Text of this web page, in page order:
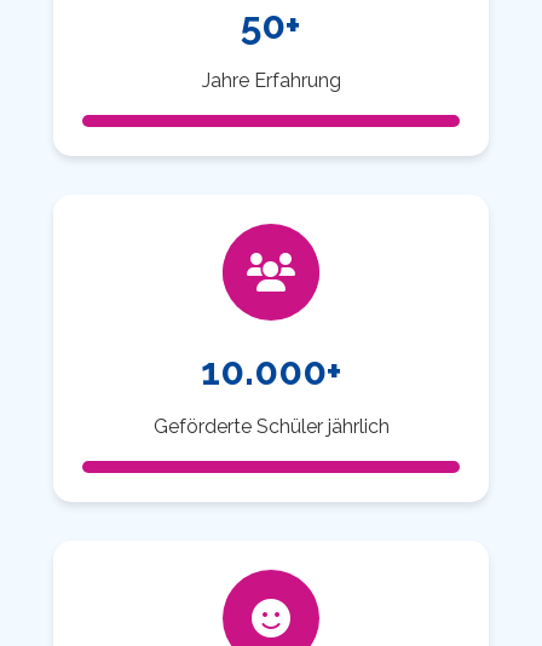
50+
Jahre Erfahrung
10.000+
Geförderte Schüler jährlich